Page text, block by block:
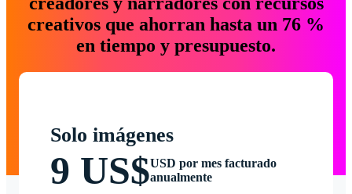
creativos que ahorran hasta un 76 %
en tiempo y presupuesto.
Solo imágenes
9 US$USD por mes facturado
anualmente